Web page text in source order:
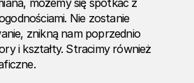
możemy się spotkać z
Nie zostanie
znikną nam poprzednio
i kształty. Stracimy również